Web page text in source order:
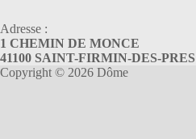
Adresse :
1 CHEMIN DE MONCE
41100 SAINT-FIRMIN-DES-PRES
Copyright © 2026 Dôme